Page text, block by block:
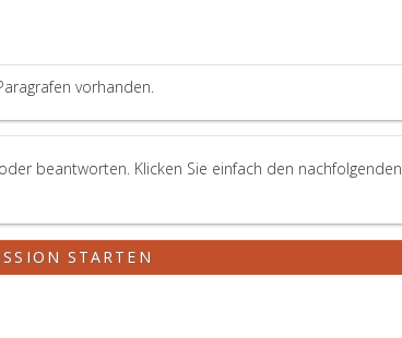
vorhanden.
beantworten. Klicken Sie einfach den nachfolgenden
STARTEN